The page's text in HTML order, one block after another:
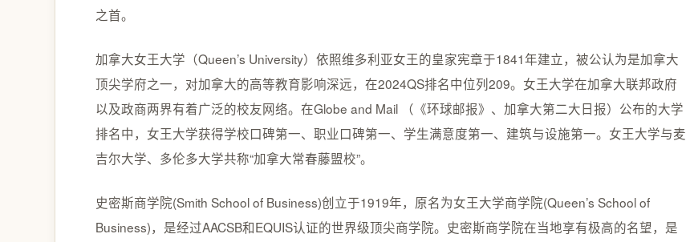
之首。
加拿大女王大学（Queen’s University）依照维多利亚女王的皇家宪章于1841年建立，被公认为是加拿大
顶尖学府之一，对加拿大的高等教育影响深远，在2024QS排名中位列209。女王大学在加拿大联邦政府
以及政商两界有着广泛的校友网络。在Globe and Mail （《环球邮报》、加拿大第二大日报）公布的大学
排名中，女王大学获得学校口碑第一、职业口碑第一、学生满意度第一、建筑与设施第一。女王大学与麦
吉尔大学、多伦多大学共称“加拿大常春藤盟校”。
史密斯商学院(Smith School of Business)创立于1919年，原名为女王大学商学院(Queen’s School of
Business)，是经过AACSB和EQUIS认证的世界级顶尖商学院。史密斯商学院在当地享有极高的名望，是